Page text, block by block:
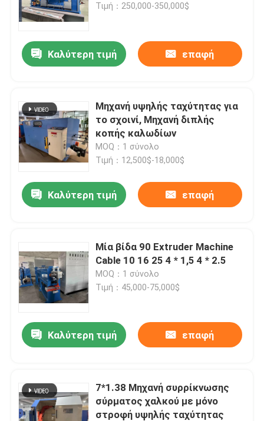
Τιμή：250,000-350,000$
Καλύτερη τιμή επαφή
Μηχανή υψηλής ταχύτητας για
το σχοινί, Μηχανή διπλής
κοπής καλωδίων
MOQ：1 σύνολο
Τιμή：12,500$-18,000$
Καλύτερη τιμή επαφή
Μία βίδα 90 Extruder Machine
Cable 10 16 25 4 * 1,5 4 * 2.5
MOQ：1 σύνολο
Τιμή：45,000-75,000$
Καλύτερη τιμή επαφή
7*1.38 Μηχανή συρρίκνωσης
σύρματος χαλκού με μόνο
στροφή υψηλής ταχύτητας